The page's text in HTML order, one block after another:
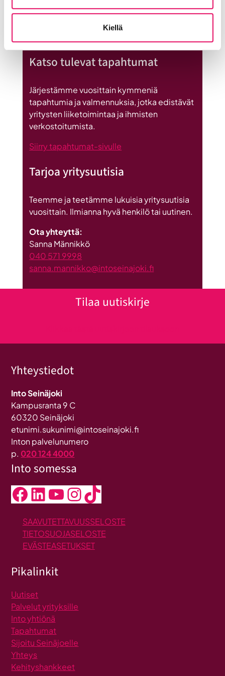
Kiellä
Lue koko artikkeli:
Seinäjoen
datakeskus
Britannnian
suurin
investointi
Katso tulevat tapahtumat
Järjestämme vuosittain kymmeniä
tapahtumia ja valmennuksia, jotka edistävät
yritysten liiketoimintaa ja ihmisten
verkostoitumista.
Siirry tapahtumat-sivulle
Tarjoa yritysuutisia
Teemme ja teetämme lukuisia yritysuutisia
vuosittain. Ilmianna hyvä henkilö tai uutinen.
Ota yhteyttä:
Sanna Männikkö
040 571 9998
sanna.mannikko@intoseinajoki.fi
Tilaa uutiskirje
Yhteystiedot
Into Seinäjoki
Kampusranta 9 C
60320 Seinäjoki
etunimi.sukunimi@intoseinajoki.fi
Inton palvelunumero
p. 020 124 4000
Into somessa
Facebook LinkedIn YouTube InstagramTikTok
SAAVUTETTAVUUSSELOSTE
TIETOSUOJASELOSTE
EVÄSTEASETUKSET
Pikalinkit
Uutiset
Palvelut yrityksille
Into yhtiönä
Tapahtumat
Sijoitu Seinäjoelle
Yhteys
Kehityshankkeet